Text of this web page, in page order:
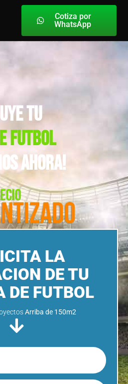
Cotiza por
WhatsApp
tu
futbol
Ahora!
LA
DE TU
DE FUTBOL
Arriba de 150m2